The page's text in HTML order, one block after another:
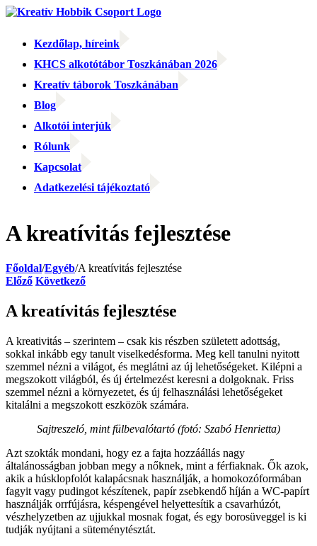
Kihagyás
Kezdőlap, híreink
KHCS alkotótábor Toszkánában 2026
Kreatív táborok Toszkánában
Blog
Alkotói interjúk
Rólunk
Kapcsolat
Adatkezelési tájékoztató
A kreatívitás fejlesztése
Főoldal/Egyéb/A kreatívitás fejlesztése
Előző Következő
A kreatívitás fejlesztése
A kreativitás – szerintem – csak kis részben született adottság,
sokkal inkább egy tanult viselkedésforma. Meg kell tanulni nyitott
szemmel nézni a világot, és meglátni az új lehetőségeket. Kilépni a
megszokott világból, és új értelmezést keresni a dolgoknak. Friss
szemmel nézni a környezetet, és új felhasználási lehetőségeket
kitalálni a megszokott eszközök számára.
Sajtreszeló, mint fülbevalótartó (fotó: Szabó Henrietta)
Azt szokták mondani, hogy ez a fajta hozzáállás nagy
általánosságban jobban megy a nőknek, mint a férfiaknak. Ők azok,
akik a húsklopfolót kalapácsnak használják, a homokozóformában
fagyit vagy pudingot készítenek, papír zsebkendő híján a WC-papírt
használják orrfújásra, késpengével helyettesítik a csavarhúzót,
vészhelyzetben az ujjukkal mosnak fogat, és egy borosüveggel is ki
tudják nyújtani a süteménytésztát.